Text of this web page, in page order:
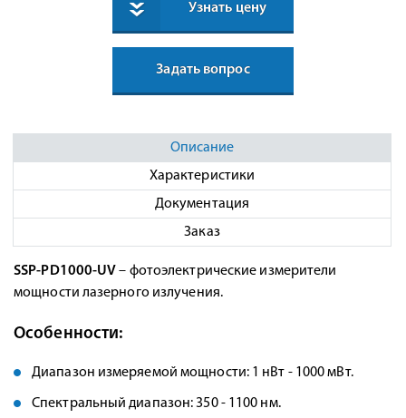
Узнать цену
Задать вопрос
Описание
Характеристики
Документация
Заказ
SSP-PD1000-UV – фотоэлектрические измерители
мощности лазерного излучения.
Особенности:
Диапазон измеряемой мощности: 1 нВт - 1000 мВт.
Спектральный диапазон: 350 - 1100 нм.